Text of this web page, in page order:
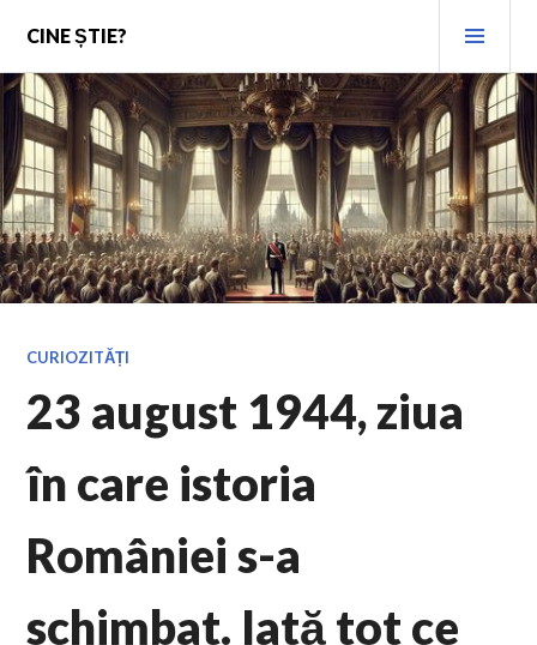
content
CINE ȘTIE?
CURIOZITĂȚI
23 august 1944, ziua
în care istoria
României s-a
schimbat. Iată tot ce